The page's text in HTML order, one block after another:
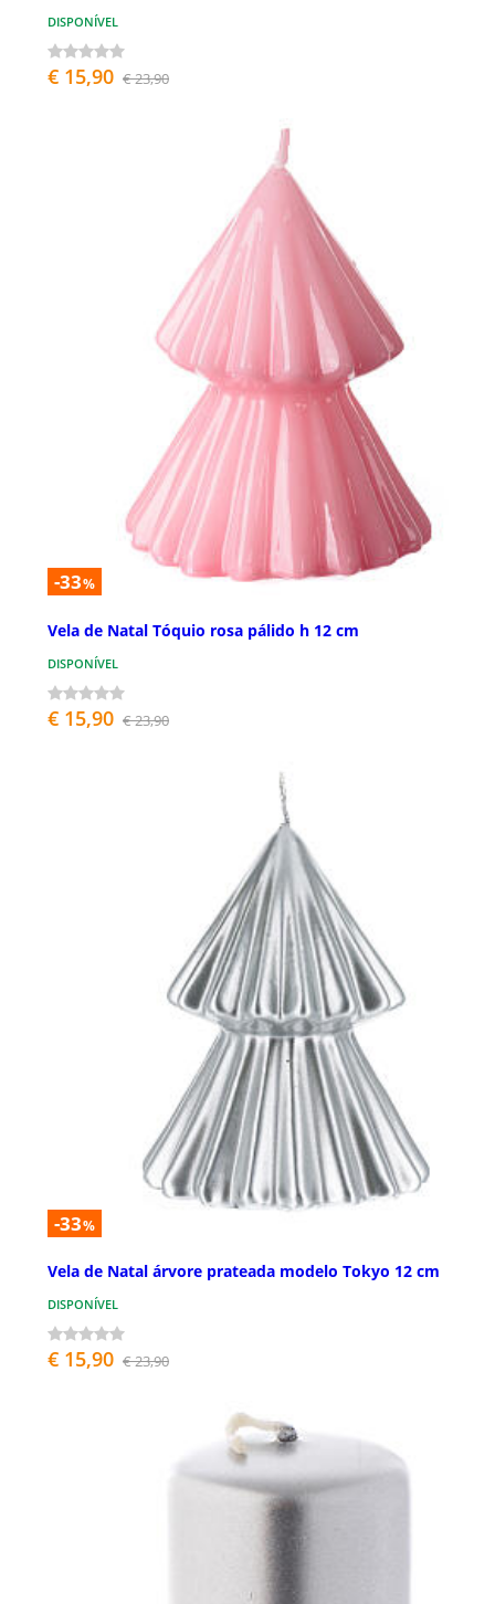
DISPONÍVEL
€ 15,90 € 23,90
-33%
Vela de Natal Tóquio rosa pálido h 12 cm
DISPONÍVEL
€ 15,90 € 23,90
-33%
Vela de Natal árvore prateada modelo Tokyo 12 cm
DISPONÍVEL
€ 15,90 € 23,90